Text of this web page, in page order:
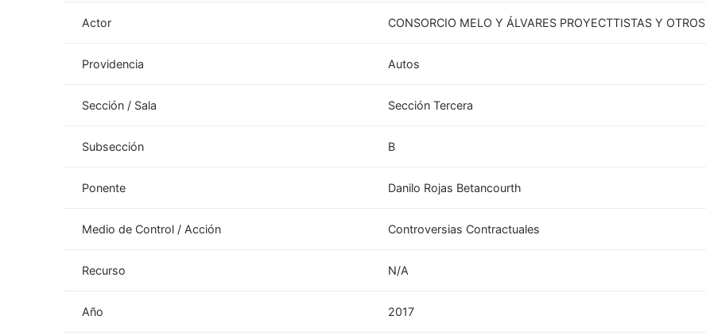
Actor CONSORCIO MELO Y ÁLVARES PROYECTTISTAS Y OTROS
Providencia Autos
Sección / Sala Sección Tercera
Subsección B
Ponente Danilo Rojas Betancourth
Medio de Control / Acción Controversias Contractuales
Recurso N/A
Año 2017